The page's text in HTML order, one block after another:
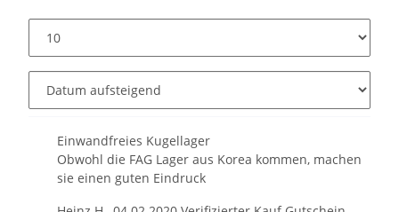
Einwandfreies Kugellager
Obwohl die FAG Lager aus Korea kommen, machen
sie einen guten Eindruck